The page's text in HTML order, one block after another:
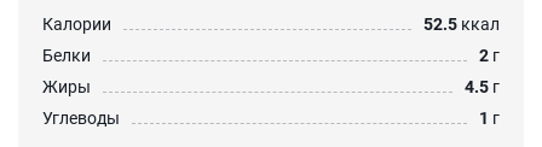
Калории
52.5 ккал
Белки
2 г
Жиры
4.5 г
Углеводы
1 г